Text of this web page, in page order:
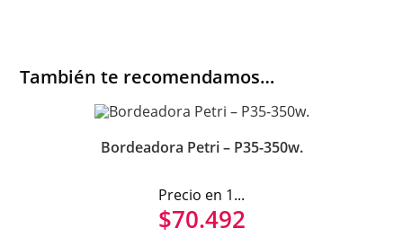
También te recomendamos…
Bordeadora Petri – P35-350w.
Precio en 1...
$70.492